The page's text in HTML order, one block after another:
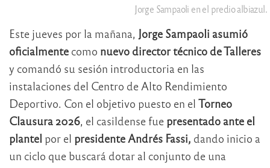
Jorge Sampaoli en el predio albiazul.
Este jueves por la mañana, Jorge Sampaoli asumió
oficialmente como nuevo director técnico de Talleres
y comandó su sesión introductoria en las
instalaciones del Centro de Alto Rendimiento
Deportivo. Con el objetivo puesto en el Torneo
Clausura 2026, el casildense fue presentado ante el
plantel por el presidente Andrés Fassi, dando inicio a
un ciclo que buscará dotar al conjunto de una